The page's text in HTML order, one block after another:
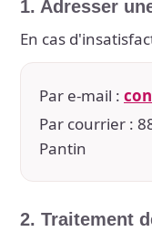
1. Adresser
En cas
Par e-mail :
Par courrier :
Pantin
2. Traitement